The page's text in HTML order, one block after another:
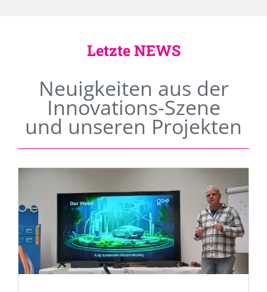
Letzte NEWS
Neuigkeiten aus der
Innovations-Szene
und unseren Projekten